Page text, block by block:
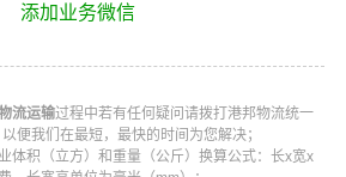
添加业务微信
流运输过程中若有任何疑问请拨打 港邦物流统一
以便我们在最短，最快的时间为您解决；
体积（立方）和重量（公斤）换算公式：长x宽x